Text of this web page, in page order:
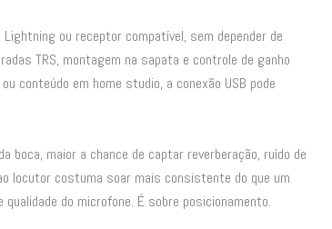
ou receptor compatível, sem depender de
TRS, montagem na sapata e controle de ganho
conteúdo em home studio, a conexão USB pode
boca, maior a chance de captar reverberação, ruído de
locutor costuma soar mais consistente do que um
do microfone. É sobre posicionamento.